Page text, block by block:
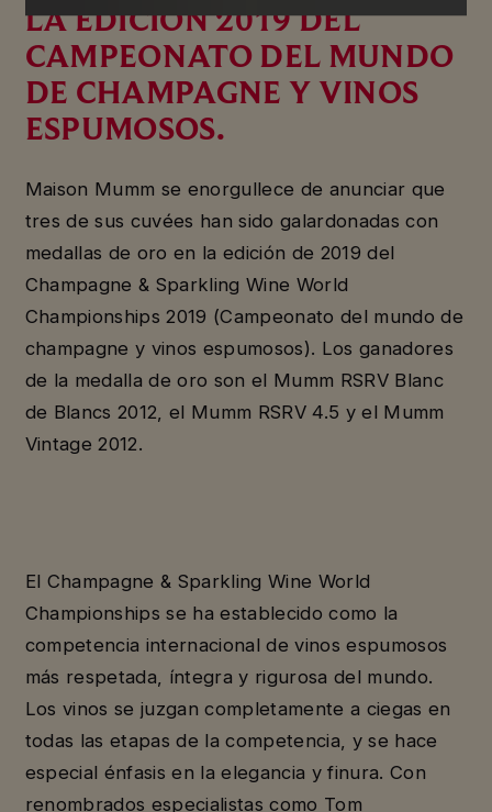
LA EDICIÓN 2019 DEL
CAMPEONATO DEL MUNDO
DE CHAMPAGNE Y VINOS
ESPUMOSOS.
Maison Mumm se enorgullece de anunciar que
tres de sus cuvées han sido galardonadas con
medallas de oro en la edición de 2019 del
Champagne & Sparkling Wine World
Championships 2019 (Campeonato del mundo de
champagne y vinos espumosos). Los ganadores
de la medalla de oro son el Mumm RSRV Blanc
de Blancs 2012, el Mumm RSRV 4.5 y el Mumm
Vintage 2012.
El Champagne & Sparkling Wine World
Championships se ha establecido como la
competencia internacional de vinos espumosos
más respetada, íntegra y rigurosa del mundo.
Los vinos se juzgan completamente a ciegas en
todas las etapas de la competencia, y se hace
especial énfasis en la elegancia y finura. Con
renombrados especialistas como Tom